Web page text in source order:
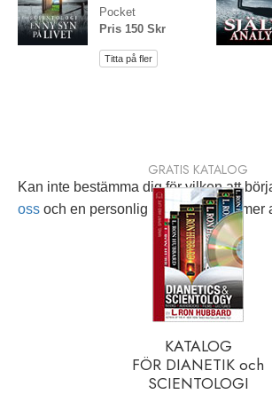
Pocket
Pris 150 Skr
Titta på fler
Kan inte bestämma dig för vilken att
oss och en personlig rådgivare kommer
GRATIS KATALOG
KATALOG
FÖR DIANETIK och
SCIENTOLOGI